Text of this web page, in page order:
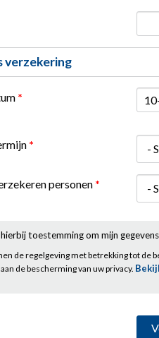
verzekering
*
*
personen *
hierbij toestemming om mijn
de regelgeving met betrekking tot de
de bescherming van uw privacy.